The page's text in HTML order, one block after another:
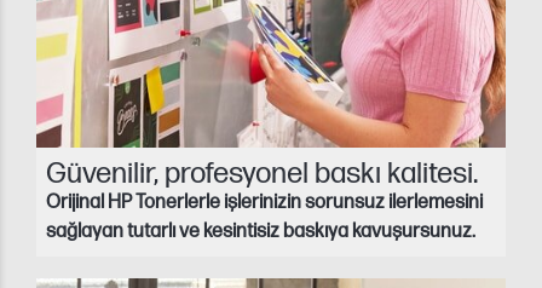
Güvenilir, profesyonel baskı kalitesi.
Orijinal HP Tonerlerle işlerinizin sorunsuz ilerlemesini
sağlayan tutarlı ve kesintisiz baskıya kavuşursunuz.